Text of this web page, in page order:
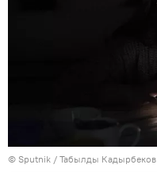
© Sputnik / Табылды Кадырбеков